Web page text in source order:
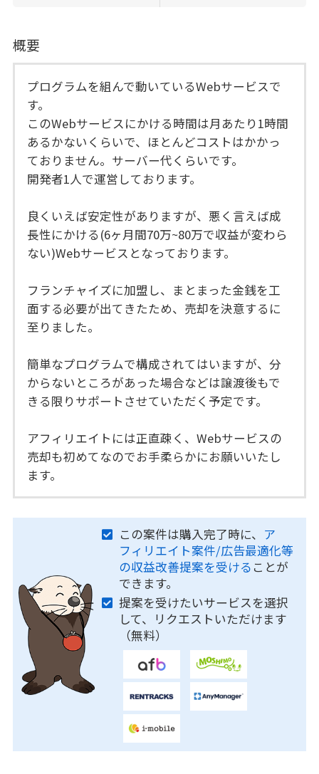
概要
プログラムを組んで動いているWebサービスで
す。
このWebサービスにかける時間は月あたり1時間
あるかないくらいで、ほとんどコストはかかっ
ておりません。サーバー代くらいです。
開発者1人で運営しております。
良くいえば安定性がありますが、悪く言えば成
長性にかける(6ヶ月間70万~80万で収益が変わら
ない)Webサービスとなっております。
フランチャイズに加盟し、まとまった金銭を工
面する必要が出てきたため、売却を決意するに
至りました。
簡単なプログラムで構成されてはいますが、分
からないところがあった場合などは譲渡後もで
きる限りサポートさせていただく予定です。
アフィリエイトには正直疎く、Webサービスの
売却も初めてなのでお手柔らかにお願いいたし
ます。
この案件は購入完了時に、 ア
フィリエイト案件/広告最適化等
の収益改善提案を受ける ことが
できます。
提案を受けたいサービスを選択
して、リクエストいただけます
（無料）